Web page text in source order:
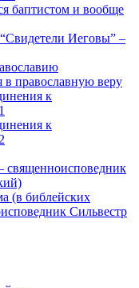
баптистом и вообще
Иеговы” –
православную веру
к
к
(в библейских
Сильвестр